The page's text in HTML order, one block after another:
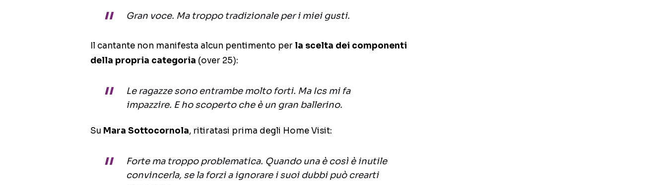
Gran voce. Ma troppo tradizionale per i miei gusti.
Il cantante non manifesta alcun pentimento per la scelta dei componenti
della propria categoria (over 25):
Le ragazze sono entrambe molto forti. Ma Ics mi fa
impazzire. E ho scoperto che è un gran ballerino.
Su Mara Sottocornola, ritiratasi prima degli Home Visit:
Forte ma troppo problematica. Quando una è così è inutile
convincerla, se la forzi a ignorare i suoi dubbi può crearti